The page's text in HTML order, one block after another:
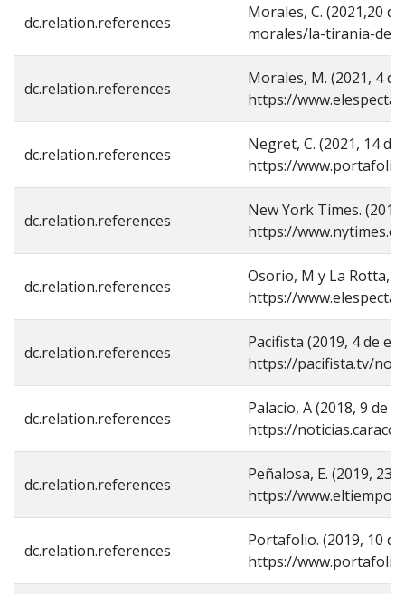
dc.relation.references
Morales, C. (2021,20
morales/la-tirania-de-
dc.relation.references
Morales, M. (2021, 4
https://
dc.relation.references
Negret, C. (2021, 14
https://
dc.relation.references
New York Times.
https://
dc.relation.references
Osorio, M y La Rotta,
https://
dc.relation.references
Pacifista (2019, 4 de
https://pacifista.tv/
dc.relation.references
Palacio, A (2018, 9 de
https://
dc.relation.references
Peñalosa, E. (2019,
https://
dc.relation.references
Portafolio. (2019, 10
https://